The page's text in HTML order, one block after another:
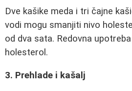
Dve kašike meda i tri čajne
vodi mogu smanjiti nivo
od dva sata. Redovna
holesterol.
3. Prehlade i kašalj